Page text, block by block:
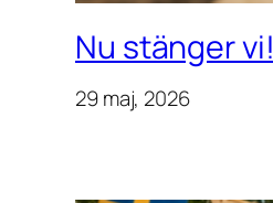
Nu stänger vi!
29 maj, 2026